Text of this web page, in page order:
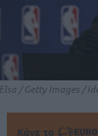
/ Getty Images /
Κάνε το